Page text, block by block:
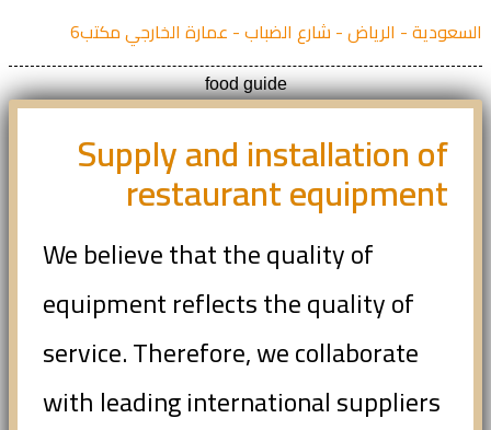
- الرياض - شارع الضباب - عمارة الخارجي مكتب6
food guide
Supply and installation of
restaurant equipment
We believe that the quality of
equipment reflects the quality of
service. Therefore, we collaborate
with leading international suppliers